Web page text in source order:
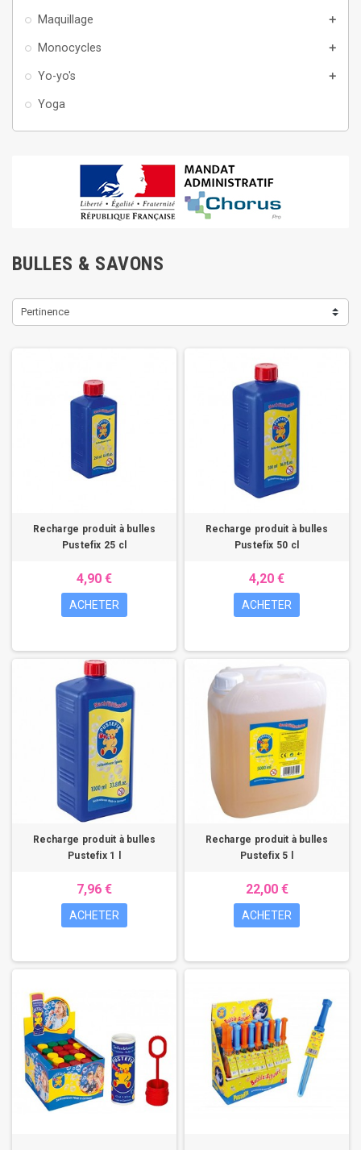
Maquillage add
Monocycles add
Yo-yo's add
Yoga
BULLES & SAVONS
Pertinence
Recharge produit à bulles
Pustefix 25 cl
4,90 €
ACHETER
Recharge produit à bulles
Pustefix 50 cl
4,20 €
ACHETER
Recharge produit à bulles
Pustefix 1 l
7,96 €
ACHETER
Recharge produit à bulles
Pustefix 5 l
22,00 €
ACHETER